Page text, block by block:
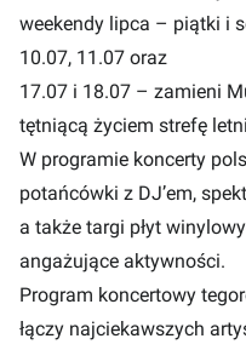
weekendy lipca – piątki i
10.07, 11.07 oraz
17.07 i 18.07 – zamieni
tętniącą życiem strefę
W programie koncerty
potańcówki z DJ’em,
a także targi płyt
angażujące aktywności.
Program koncertowy
łączy najciekawszych